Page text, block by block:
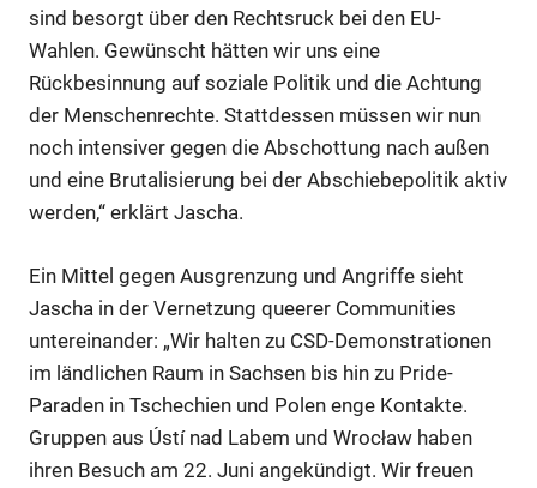
Anzeige
sind besorgt über den Rechtsruck bei den EU-
Wahlen. Gewünscht hätten wir uns eine
Rückbesinnung auf soziale Politik und die Achtung
der Menschenrechte. Stattdessen müssen wir nun
noch intensiver gegen die Abschottung nach außen
und eine Brutalisierung bei der Abschiebepolitik aktiv
werden,“ erklärt Jascha.
Ein Mittel gegen Ausgrenzung und Angriffe sieht
Jascha in der Vernetzung queerer Communities
untereinander: „Wir halten zu CSD-Demonstrationen
im ländlichen Raum in Sachsen bis hin zu Pride-
Paraden in Tschechien und Polen enge Kontakte.
Gruppen aus Ústí nad Labem und Wrocław haben
ihren Besuch am 22. Juni angekündigt. Wir freuen